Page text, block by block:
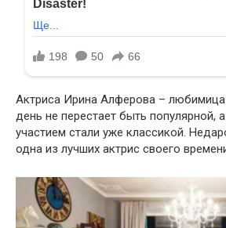
Актриса Ирина Алферова – любимица
день не перестает быть популярной,
участием стали уже классикой.
одна из лучших актрис своего